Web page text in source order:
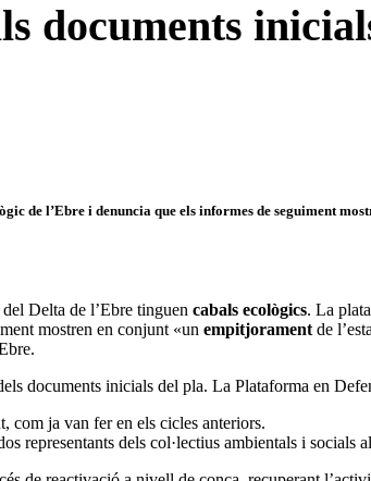
documents
de l’Ebre i denuncia que els informes de seguiment
Delta de l’Ebre tinguen cabals ecològics. La
mostren en conjunt «un empitjorament de
documents inicials del pla. La Plataforma en
com ja van fer en els cicles anteriors.
representants dels col·lectius ambientals i socials al